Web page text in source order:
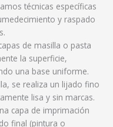
técnicas específicas
y raspado
de masilla o pasta
la superficie,
una base uniforme.
se realiza un lijado fino
lisa y sin marcas.
capa de imprimación
final (pintura o